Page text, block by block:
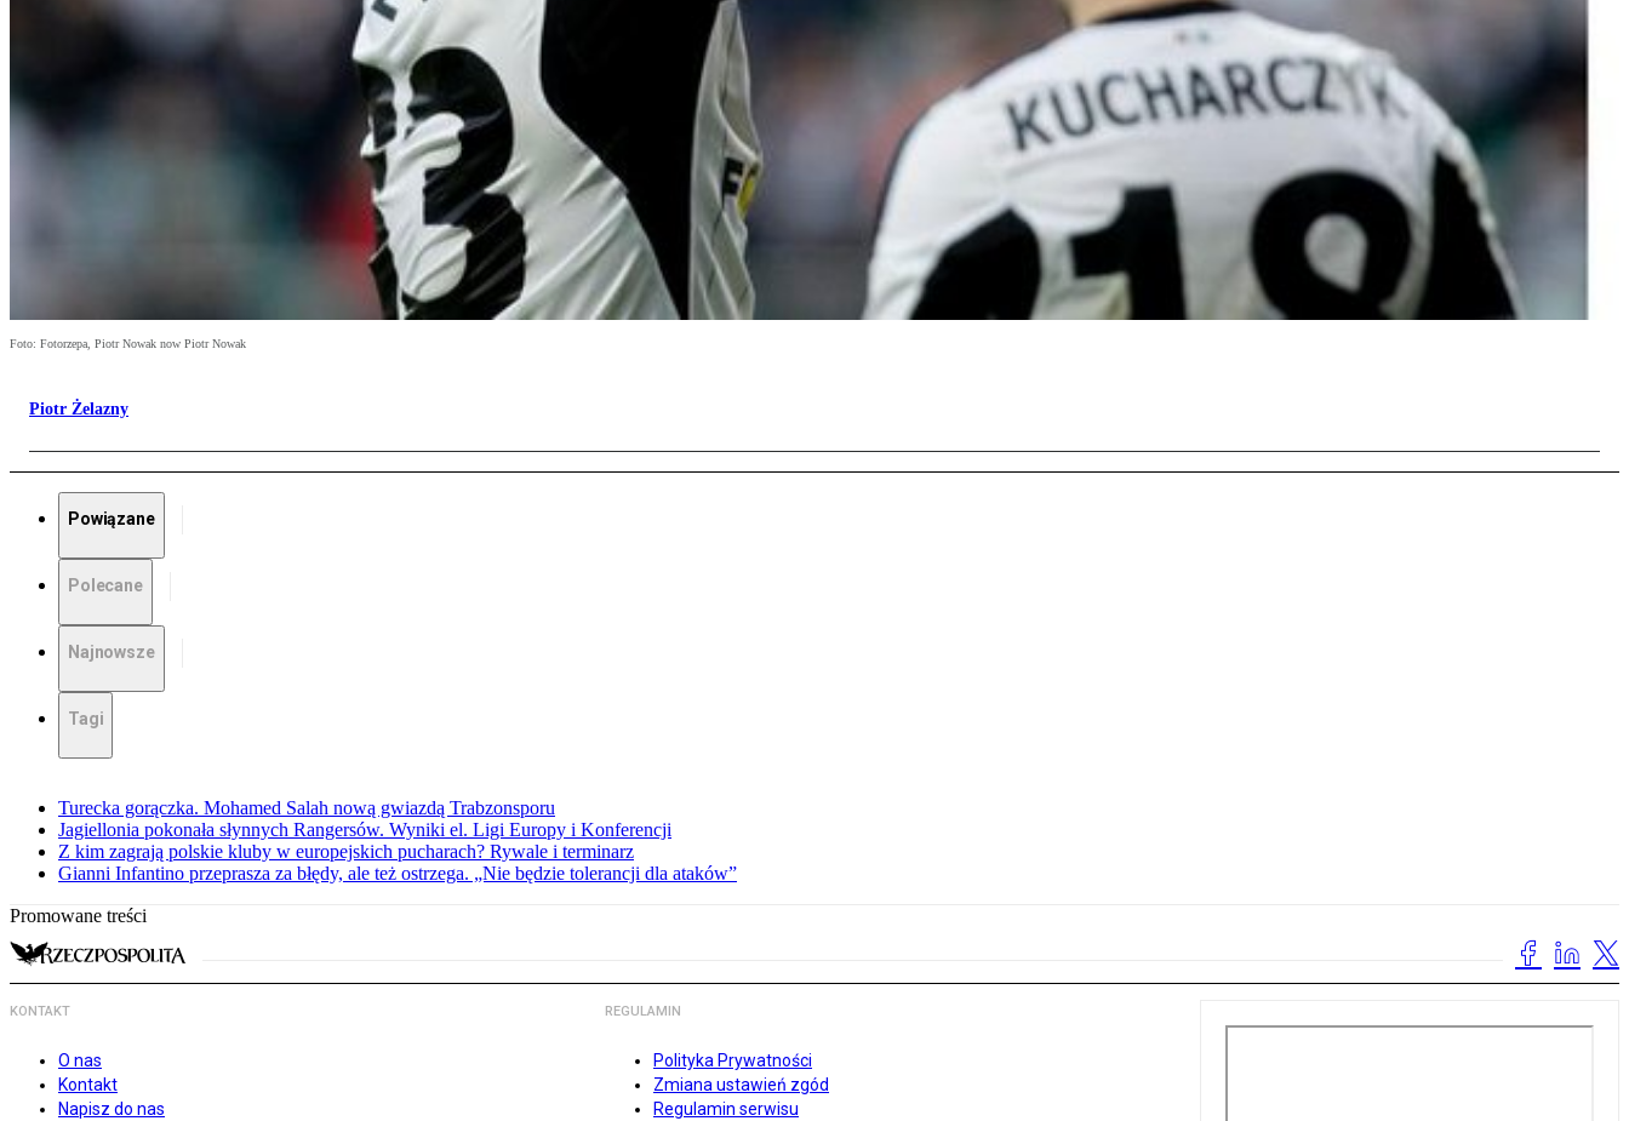
Foto: Fotorzepa, Piotr Nowak now Piotr Nowak
Piotr Żelazny
Powiązane
Polecane
Najnowsze
Tagi
Turecka gorączka. Mohamed Salah nową gwiazdą Trabzonsporu
Jagiellonia pokonała słynnych Rangersów. Wyniki el. Ligi Europy i Konferencji
Z kim zagrają polskie kluby w europejskich pucharach? Rywale i terminarz
Gianni Infantino przeprasza za błędy, ale też ostrzega. „Nie będzie tolerancji dla ataków”
Promowane treści
KONTAKT
O nas
Kontakt
Napisz do nas
REGULAMIN
Polityka Prywatności
Zmiana ustawień zgód
Regulamin serwisu